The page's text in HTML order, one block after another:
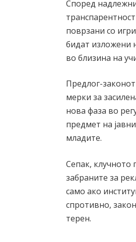
Според
поврзани со
бидат изложени
во близина на
Предлог-
мерки за
нова фаза во
предмет на
младите.
Сепак, клучното
забраните за
само ако
спротивно,
терен.